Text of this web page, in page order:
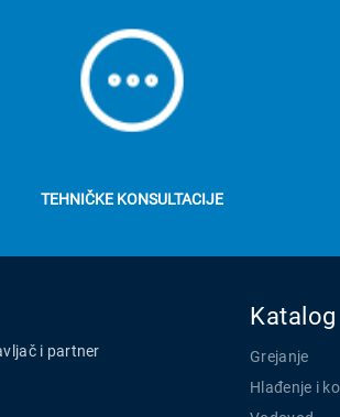
TEHNIČKE KONSULTACIJE
i partner
Katalog
Grejanje
Hlađenje i